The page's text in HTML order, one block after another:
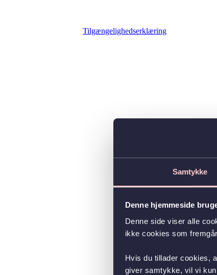
Samtykke
Denne hjemmeside
Denne side viser alle
ikke cookies som
Hvis du tillader cookies,
giver samtykke, vil vi
Tilgængelighedserklæring